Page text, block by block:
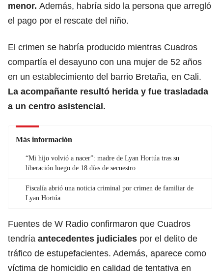
menor. Además, habría sido la persona que arregló
el pago por el rescate del niño.
El crimen se habría producido mientras Cuadros
compartía el desayuno con una mujer de 52 años
en un establecimiento del barrio Bretaña, en Cali.
La acompañante resultó herida y fue trasladada
a un centro asistencial.
Más información
“Mi hijo volvió a nacer”: madre de Lyan Hortúa tras su
liberación luego de 18 días de secuestro
Fiscalía abrió una noticia criminal por crimen de familiar de
Lyan Hortúa
Fuentes de W Radio confirmaron que Cuadros
tendría antecedentes judiciales por el delito de
tráfico de estupefacientes. Además, aparece como
víctima de homicidio en calidad de tentativa en